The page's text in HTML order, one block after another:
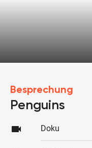
Besprechung
Penguins
videocam Doku